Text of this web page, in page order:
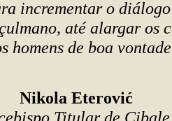
incrementar o
até alargar os
homens de boa
Nikola Eterović
Titular de Cibale